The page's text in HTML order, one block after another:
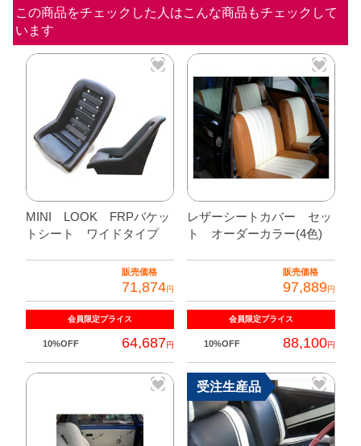
ン
ジ
ャ
み】
個
この商品をチェックした人はこんな商品もチェックして
います
MINI LOOK FRPバケッ
トシート ワイドタイプ
販売価格
71,874円
会員限定プライス
10%OFF 64,687円
レザーシートカバー セッ
ト オーダーカラー(4色)
販売価格
97,889円
会員限定プライス
10%OFF 88,100円
こ
の
商
品
受注生産品